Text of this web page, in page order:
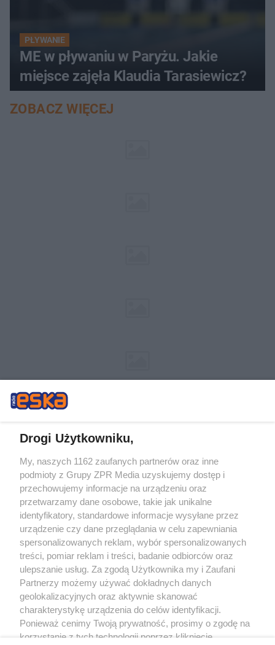
PŁYWANIE
ME w pływaniu w Paryżu. Jakie
miejsce zajęła Klaudia Tarasiewicz?
ZOBACZ WIĘCEJ
Żaden utwór zamieszczony w serwisie nie może być powielany i
rozpowszechniany lub dalej rozpowszechniany w jakikolwiek sposób (w
tym także elektroniczny lub mechaniczny) na jakimkolwiek polu
eksploatacji w jakiejkolwiek formie, włącznie z umieszczaniem w Internecie
bez pisemnej zgody właściciela praw. Jakiekolwiek użycie lub
wykorzystanie utworów w całości lub w części z naruszeniem prawa, tzn.
bez właściwej zgody, jest zabronione pod groźbą kary i może być ścigane
prawnie.
O nas
Drogi Użytkowniku,
My, naszych 1162 zaufanych partnerów oraz inne
podmioty z Grupy ZPR Media uzyskujemy dostęp i
przechowujemy informacje na urządzeniu oraz
przetwarzamy dane osobowe, takie jak unikalne
identyfikatory, standardowe informacje wysyłane przez
urządzenie czy dane przeglądania w celu zapewniania
spersonalizowanych reklam, wybór spersonalizowanych
treści, pomiar reklam i treści, badanie odbiorców oraz
ulepszanie usług. Za zgodą Użytkownika my i Zaufani
Partnerzy możemy używać dokładnych danych
geolokalizacyjnych oraz aktywnie skanować
charakterystykę urządzenia do celów identyfikacji.
Ponieważ cenimy Twoją prywatność, prosimy o zgodę na
korzystanie z tych technologii poprzez kliknięcie